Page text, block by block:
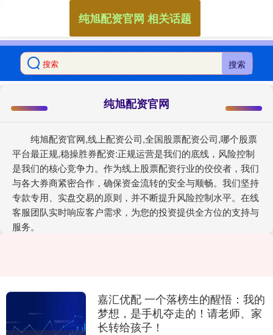
搜索
纯旭配资官网
纯旭配资官网,线上配资公司,全国股票配资公司,哪个股票
平台最正规,稳操胜券配资:正规运营是我们的底线，风险控制
是我们的核心竞争力。作为线上股票配资行业的佼佼者，我们
与各大券商紧密合作，确保资金流转的安全与顺畅。我们坚持
专款专用、实盘交易的原则，并不断提升风险控制水平。在线
客服团队实时响应客户需求，为您的投资提供全方位的支持与
服务。
纯旭配资官网 相关话题
嘉汇优配 一个落榜生的醒悟：我的
梦想，是手机夺走的！请老师、家
长转给孩子！